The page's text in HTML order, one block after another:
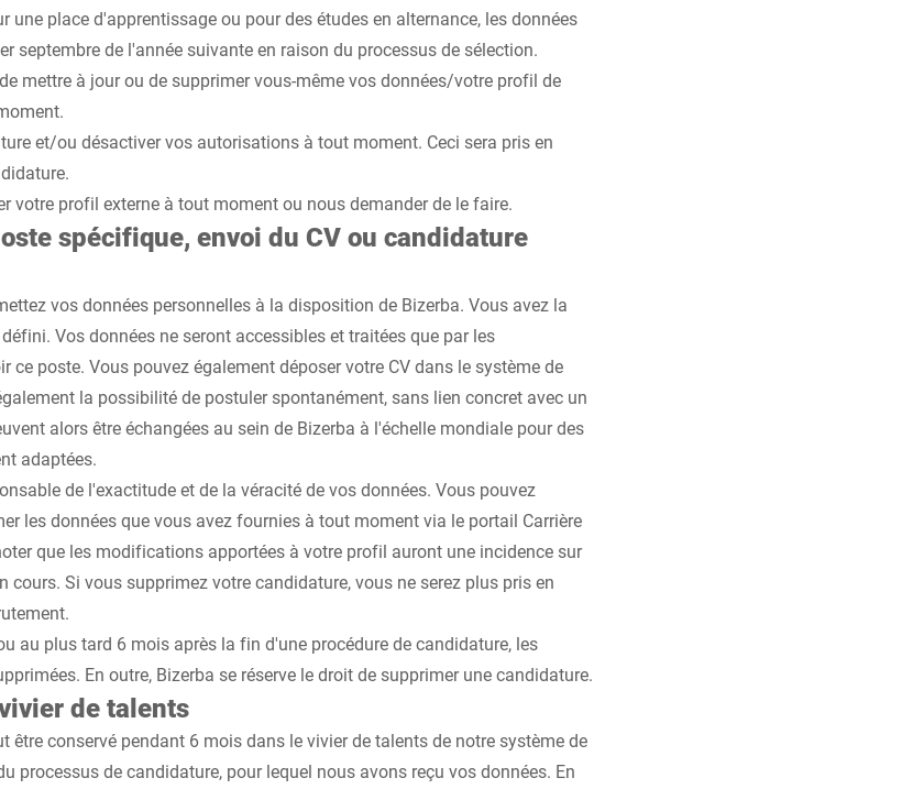
une place d'apprentissage ou pour des études en alternance, les données
septembre de l'année suivante en raison du processus de sélection.
mettre à jour ou de supprimer vous-même vos données/votre profil de
et/ou désactiver vos autorisations à tout moment. Ceci sera pris en
votre profil externe à tout moment ou nous demander de le faire.
spécifique, envoi du CV ou candidature
vos données personnelles à la disposition de Bizerba. Vous avez la
Vos données ne seront accessibles et traitées que par les
ce poste. Vous pouvez également déposer votre CV dans le système de
la possibilité de postuler spontanément, sans lien concret avec un
alors être échangées au sein de Bizerba à l'échelle mondiale pour des
adaptées.
de l'exactitude et de la véracité de vos données. Vous pouvez
les données que vous avez fournies à tout moment via le portail Carrière
que les modifications apportées à votre profil auront une incidence sur
cours. Si vous supprimez votre candidature, vous ne serez plus pris en
au plus tard 6 mois après la fin d'une procédure de candidature, les
En outre, Bizerba se réserve le droit de supprimer une candidature.
de talents
être conservé pendant 6 mois dans le vivier de talents de notre système de
processus de candidature, pour lequel nous avons reçu vos données. En